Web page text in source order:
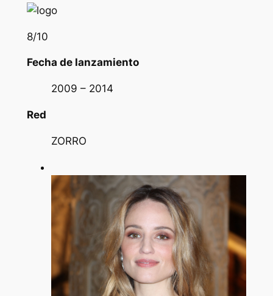
8/10
Fecha de lanzamiento
2009 – 2014
Red
ZORRO